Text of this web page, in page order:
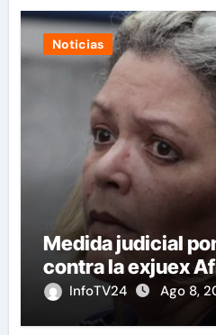
Noticias
Medida judicial
contra la exjuex
InfoTV24 Ago 8,